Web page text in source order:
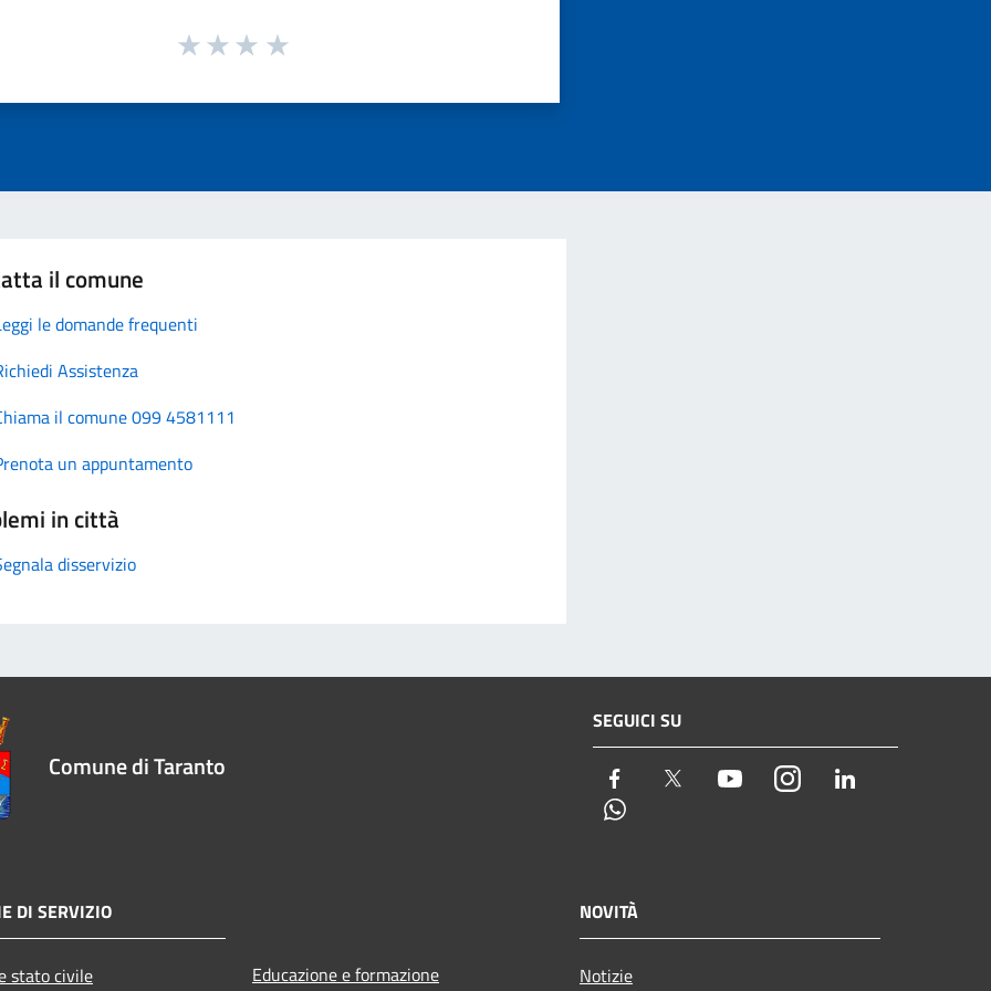
il comune
le domande frequenti
Assistenza
il comune 099 4581111
un appuntamento
in città
disservizio
Comune di Taranto
SEGUICI SU
Facebook Twitter YoutubeInstagram
DI SERVIZIO
stato civile Educazione e formazione
NOVITÀ
Notizie